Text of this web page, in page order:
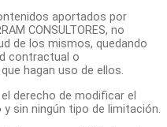
aportados por
CONSULTORES, no
de los mismos, quedando
contractual o
hagan uso de ellos.
el derecho de modificar el
sin ningún tipo de limitación.